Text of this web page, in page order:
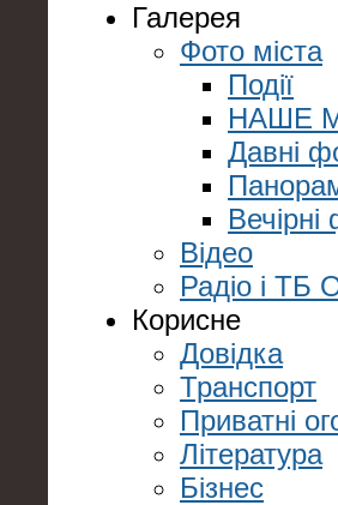
Галерея
Фото міста
Події
НАШЕ
Давні
Вечірні
Відео
Радіо і ТБ
Корисне
Довідка
Транспорт
Приватні
Література
Бізнес